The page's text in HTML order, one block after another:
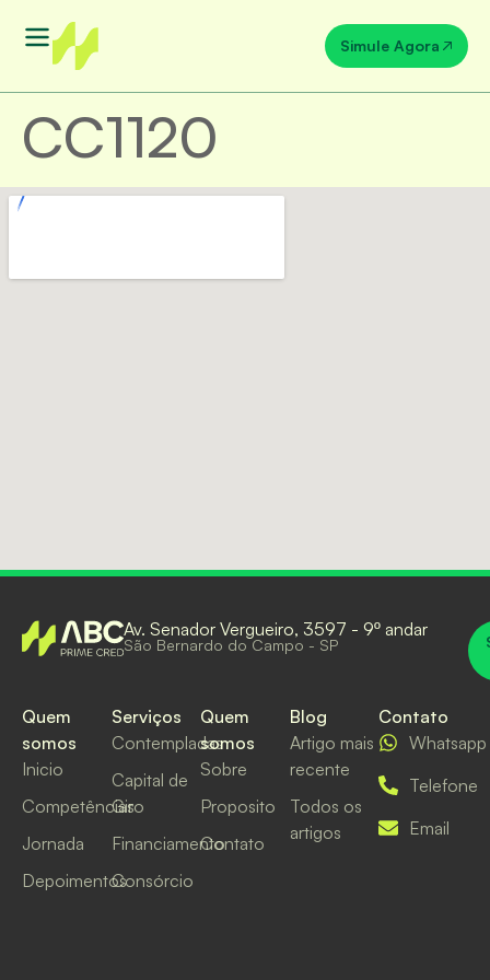
Simule Agora
CC1120
Av. Senador Vergueiro, 3597 - 9º andar
São Bernardo do Campo - SP
Quem
somos
Inicio
Competências
Jornada
Depoimentos
Serviços
Contempladas
Capital de
Giro
Financiamento
Consórcio
Quem
somos
Sobre
Proposito
Contato
Blog
Artigo mais
recente
Todos os
artigos
Contato
Whatsapp
Telefone
Email